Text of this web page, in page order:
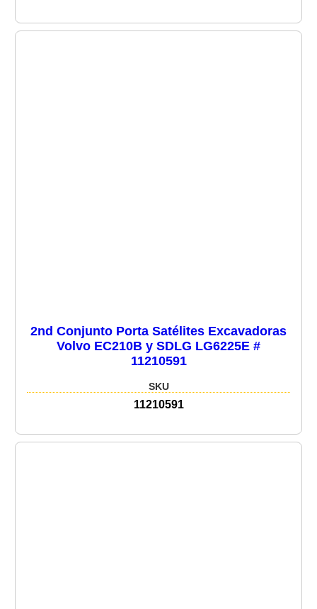
2nd Conjunto Porta Satélites Excavadoras
Volvo EC210B y SDLG LG6225E #
11210591
SKU
11210591